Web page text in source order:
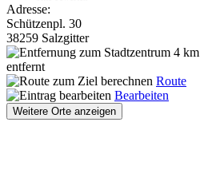
Adresse:
Schützenpl. 30
38259 Salzgitter
4 km
entfernt
Route
Bearbeiten
Weitere Orte anzeigen